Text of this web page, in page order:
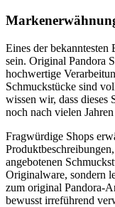
Eines der
sein. Original Pandora
hochwertige
Schmuckstücke sind
wissen wir, dass dieses
noch nach vielen
Fragwürdige Shops
angebotenen
Originalware, sondern
zum original Pandora-
bewusst irreführend